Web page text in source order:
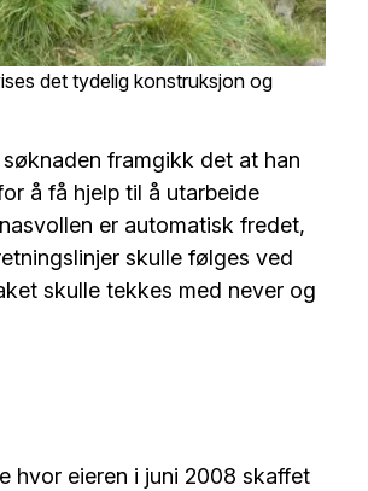
det tydelig konstruksjon og
framgikk det at han
å få hjelp til å utarbeide
er automatisk fredet,
skulle følges ved
skulle tekkes med never og
hvor eieren i juni 2008 skaffet